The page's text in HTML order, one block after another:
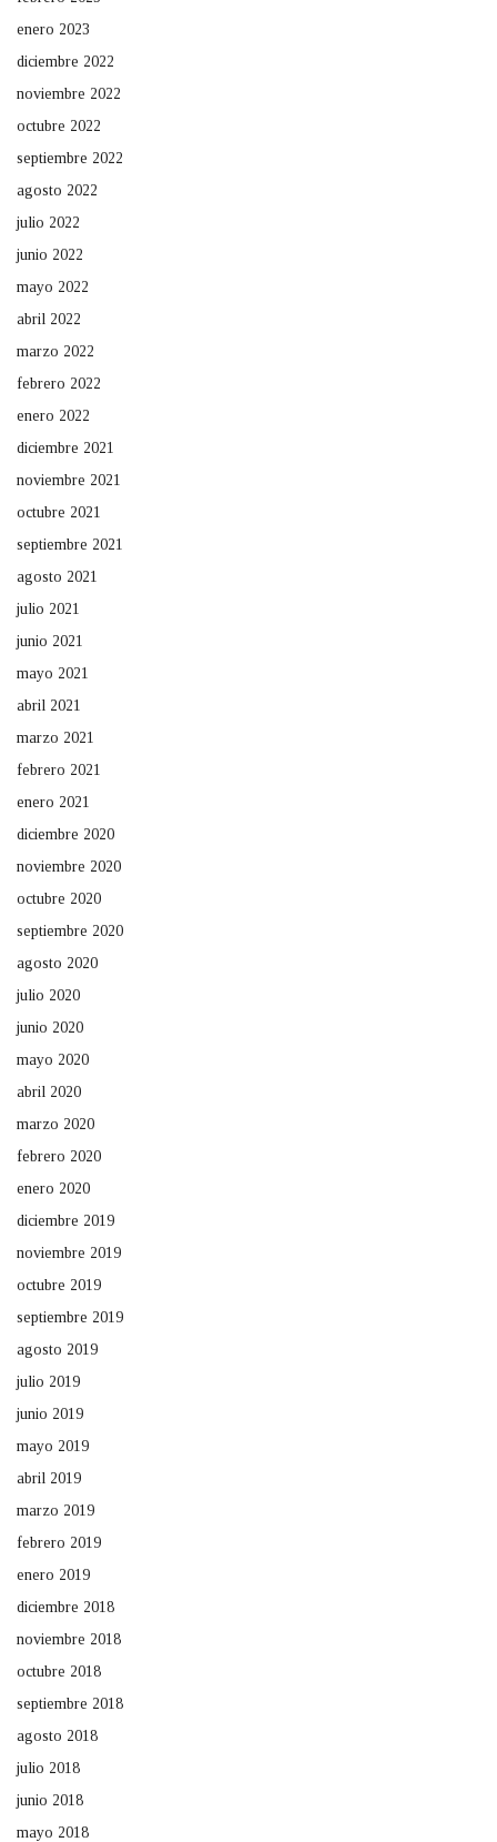
enero 2023
diciembre 2022
noviembre 2022
octubre 2022
septiembre 2022
agosto 2022
julio 2022
junio 2022
mayo 2022
abril 2022
marzo 2022
febrero 2022
enero 2022
diciembre 2021
noviembre 2021
octubre 2021
septiembre 2021
agosto 2021
julio 2021
junio 2021
mayo 2021
abril 2021
marzo 2021
febrero 2021
enero 2021
diciembre 2020
noviembre 2020
octubre 2020
septiembre 2020
agosto 2020
julio 2020
junio 2020
mayo 2020
abril 2020
marzo 2020
febrero 2020
enero 2020
diciembre 2019
noviembre 2019
octubre 2019
septiembre 2019
agosto 2019
julio 2019
junio 2019
mayo 2019
abril 2019
marzo 2019
febrero 2019
enero 2019
diciembre 2018
noviembre 2018
octubre 2018
septiembre 2018
agosto 2018
julio 2018
junio 2018
mayo 2018